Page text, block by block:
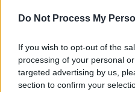
Do Not Process My
If you wish to opt-out of the
processing of your personal
targeted advertising by us,
section to confirm your
Αθλητισμός| 27.03.2024
Η Ουκρανία με
στα πέναλτι